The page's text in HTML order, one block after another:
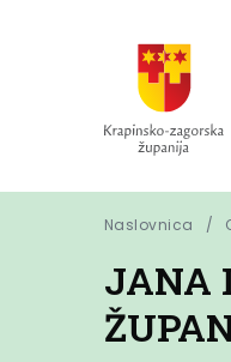
Naslovnica
JANA